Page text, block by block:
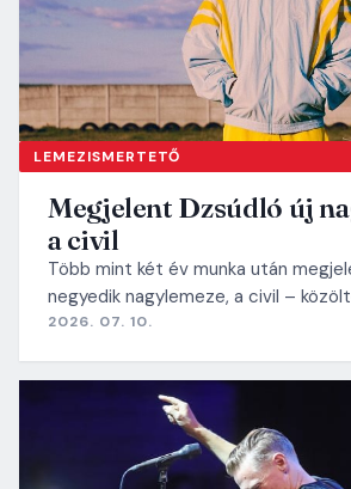
LEMEZISMERTETŐ
Megjelent Dzsúdló új
a civil
Több mint két év munka után
negyedik nagylemeze, a civil –
2026. 07. 10.